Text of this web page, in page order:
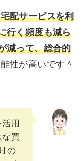
配サービスを利
行く頻度も減ら
減って、総合的
性が高いです＾
用
な買
の